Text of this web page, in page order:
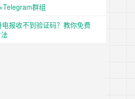
群组
报收不到验证码？教你免费